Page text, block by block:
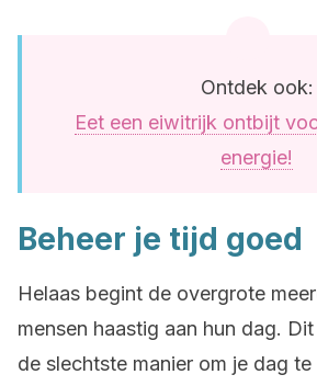
Ontdek ook:
Eet een eiwitrijk ontbijt
energie!
Beheer je tijd goed
Helaas begint de overgrote
mensen haastig aan hun dag.
de slechtste manier om je dag